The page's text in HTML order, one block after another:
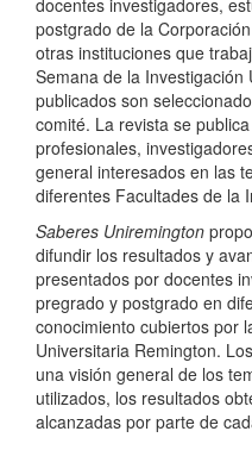
docentes investigadores,
postgrado de la
otras instituciones que
Semana de la
publicados son
comité. La revista se
profesionales,
general interesados en las
diferentes Facultades de la
Saberes Uniremington
difundir los resultados y
presentados por docentes
pregrado y postgrado en
conocimiento cubiertos por
Universitaria Remington.
una visión general de los
utilizados, los resultados
alcanzadas por parte de